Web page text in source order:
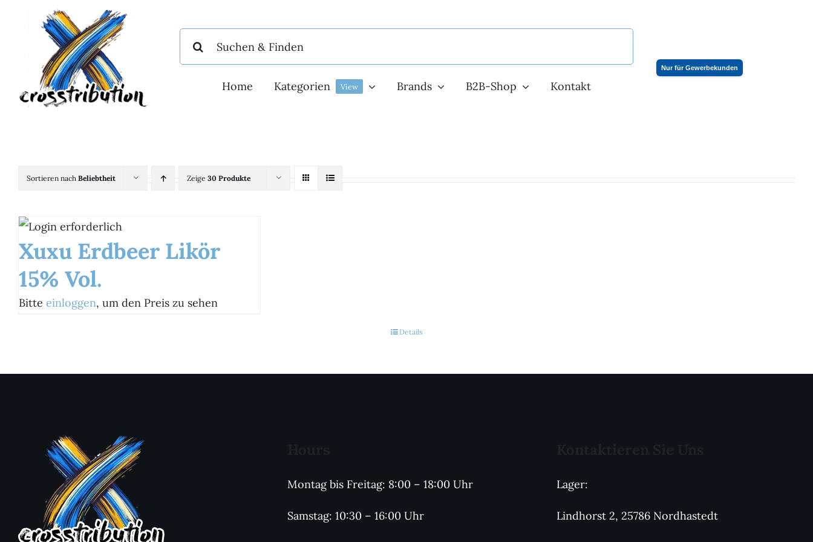
Home
Kategorien View Brands B2B-Shop Kontakt
Nur für Gewerbekunden
Sortieren nach Beliebtheit Zeige 30 Produkte
Xuxu Erdbeer Likör
15% Vol.
Bitte einloggen, um den Preis zu sehen
Details
Montag bis Freitag: 8:00 – 18:00 Uhr
Samstag: 10:30 – 16:00 Uhr
Lager:
Lindhorst 2, 25786 Nordhastedt